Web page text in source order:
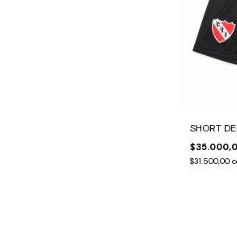
SHORT
$31.500,00